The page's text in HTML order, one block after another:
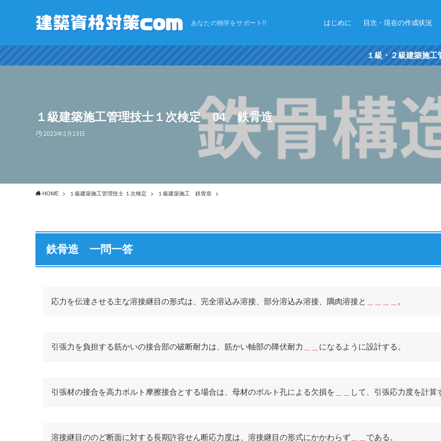
あなたの独学をサポート!! はじめに 目次・現在の作成状況
１級・２級建築施工管理技士
１級建築施工管理技士１次検定 04 鉄骨造
2023年2月13日
HOME １級建築施工管理技士 １次検定 １級建築施工 鉄骨造
鉄骨造 一問一答
応力を伝達させる主な溶接継目の形式は、完全溶込み溶接、部分溶込み溶接、隅肉溶接と 。
引張力を負担する筋かいの接合部の破断耐力は、筋かい軸部の降伏耐力 になるように設計する。
引張材の接合を高力ボルト摩擦接合とする場合は、母材のボルト孔による欠損を して、引張応力度を計算
溶接継目ののど断面に対する長期許容せん断応力度は、溶接継目の形式にかかわらず である。